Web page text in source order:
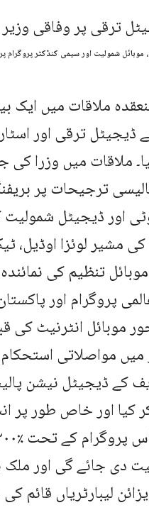
شمولیت اور سیمی کنڈکٹر پروگرام پر
میں ۳ دسمبر ۲۰۲۵ کو منعقدہ
ڈیجیٹل ترقی اور
ملاقات میں وزرا
ترجیحات پر
اور ڈیجیٹل شمولیت
مشیر لوئزا اوڈیل،
تنظیم کی
پروگرام اور
موبائل انٹرنیٹ کی
مواصلاتی استحکام
کے ڈیجیٹل نیشن
کیا اور خاص طور پر
دی جائے گی اور
لیبارٹریاں قائم